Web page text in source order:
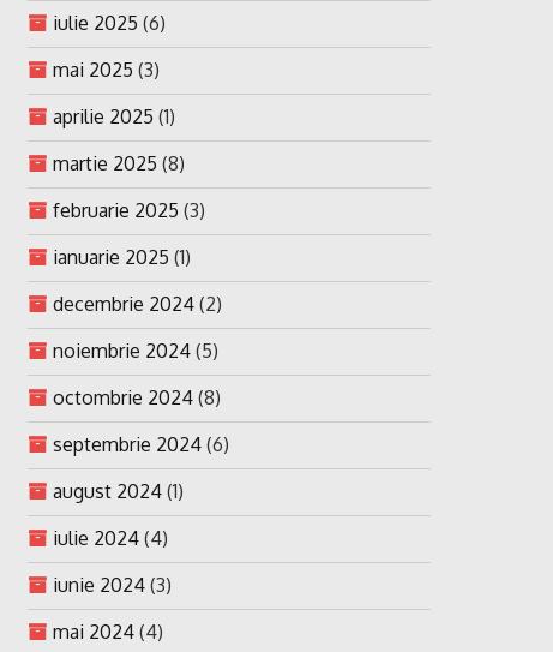
iulie 2025 (6)
mai 2025 (3)
aprilie 2025 (1)
martie 2025 (8)
februarie 2025 (3)
ianuarie 2025 (1)
decembrie 2024 (2)
noiembrie 2024 (5)
octombrie 2024 (8)
septembrie 2024 (6)
august 2024 (1)
iulie 2024 (4)
iunie 2024 (3)
mai 2024 (4)